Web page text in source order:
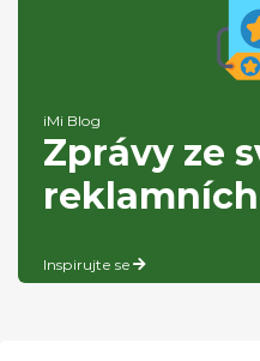
iMi Blog
Zprávy ze
Inspirujte se